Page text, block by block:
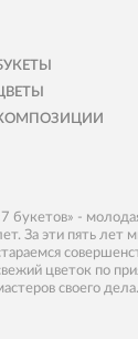
ЦВЕТЫ
букетов» -
За эти пять лет
цветок по
своего дела.